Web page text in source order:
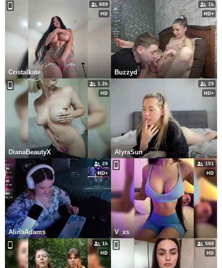
889
Cristalkate
1k
Buzzyd
1.2k
DianaBeautyX
29
AlyraSun
29
AlinaAdams
151
V_xs
1k 588